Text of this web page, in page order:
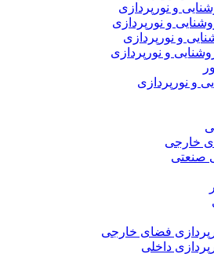
و نورپردازی
و نورپردازی
و نورپردازی
و نورپردازی
و نورپردازی
خارجی
صنعتی
فضای خارجی
داخلی